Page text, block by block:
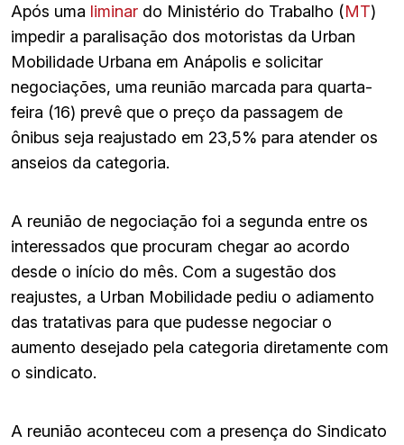
Após uma liminar do Ministério do Trabalho (MT)
impedir a paralisação dos motoristas da Urban
Mobilidade Urbana em Anápolis e solicitar
negociações, uma reunião marcada para quarta-
feira (16) prevê que o preço da passagem de
ônibus seja reajustado em 23,5% para atender os
anseios da categoria.
A reunião de negociação foi a segunda entre os
interessados que procuram chegar ao acordo
desde o início do mês. Com a sugestão dos
reajustes, a Urban Mobilidade pediu o adiamento
das tratativas para que pudesse negociar o
aumento desejado pela categoria diretamente com
o sindicato.
A reunião aconteceu com a presença do Sindicato